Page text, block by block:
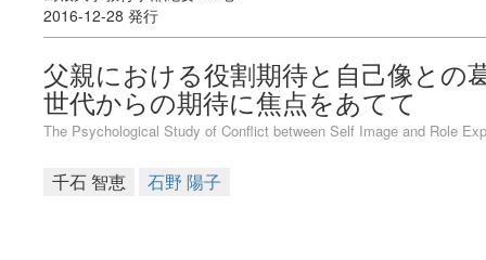
2016-12-28 発行
父親における役割期待と自己像との
世代からの期待に焦点をあてて
The Psychological Study of Conflict between Self Image and Role
千石 智恵 石野 陽子